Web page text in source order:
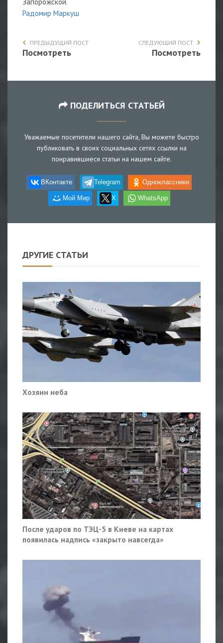
Радомир Маркуш
ПРЕДЫДУЩИЙ ПОСТ
Посмотреть
СЛЕДУЮЩИЙ ПОСТ
Посмотреть
ПОДЕЛИТЬСЯ СТАТЬЕЙ
Уважаемые посетители нашего сайта, Вы можете быстро
публиковать в своих социальных сетях ссылки на
понравившиеся статьи на нашем сайте.
ВКонтакте Telegram Одноклассники
Мой Мир X WhatsApp
ДРУГИЕ СТАТЬИ
Хозяин неба
После ударов по ТЭЦ-5 в Киеве на картах
появилась надпись «закрыто навсегда»